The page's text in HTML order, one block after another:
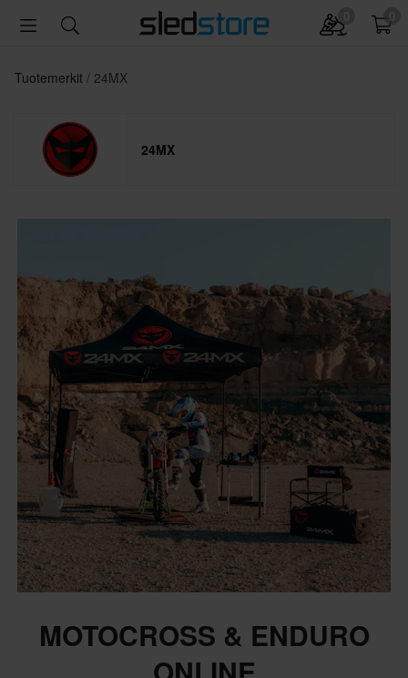
Tuotemerkit 24MX
24MX
MOTOCROSS & ENDURO